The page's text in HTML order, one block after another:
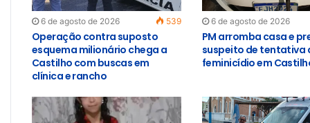
6 de agosto de 2026 539
Operação contra suposto
esquema milionário chega a
Castilho com buscas em
clínica e rancho
6 de agosto de 2026
PM arromba casa e
suspeito de tentativa
feminicídio em